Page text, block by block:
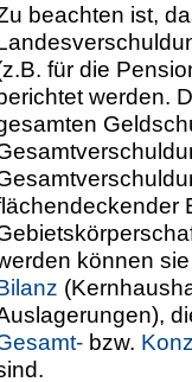
beachten ist,
für die
werden.
können
bzw.